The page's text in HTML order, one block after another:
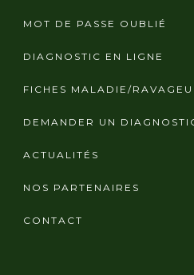
MOT DE PASSE OUBLIÉ
DIAGNOSTIC EN LIGNE
FICHES MALADIE/
DEMANDER UN
ACTUALITÉS
NOS PARTENAIRES
CONTACT